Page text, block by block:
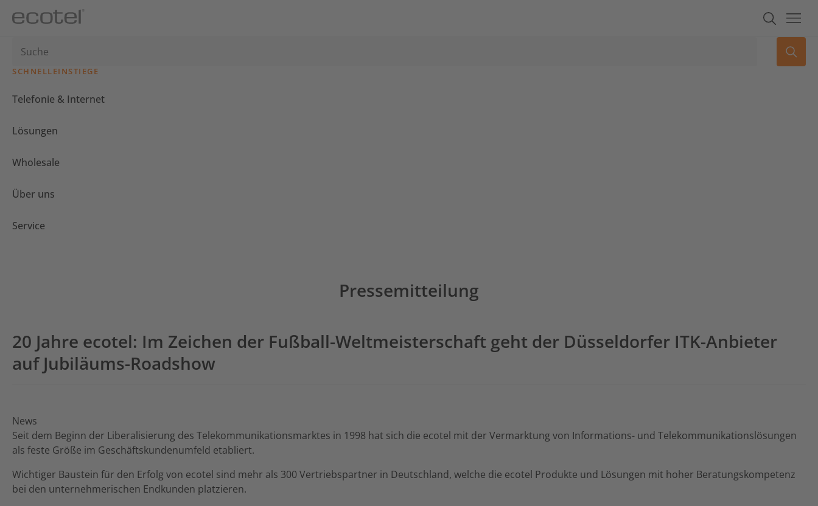
SCHNELLEINSTIEGE
Telefonie & Internet
Lösungen
Wholesale
Über uns
Service
Pressemitteilung
20 Jahre ecotel: Im Zeichen der Fußball-Weltmeisterschaft geht der Düsseldorfer ITK-Anbieter
auf Jubiläums-Roadshow
News
Seit dem Beginn der Liberalisierung des Telekommunikationsmarktes in 1998 hat sich die ecotel mit der Vermarktung von Informations- und Telekommunikationslösungen
als feste Größe im Geschäftskundenumfeld etabliert.
Wichtiger Baustein für den Erfolg von ecotel sind mehr als 300 Vertriebspartner in Deutschland, welche die ecotel Produkte und Lösungen mit hoher Beratungskompetenz
bei den unternehmerischen Endkunden platzieren.